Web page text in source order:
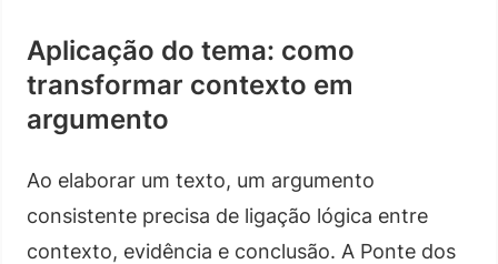
Aplicação do tema: como
transformar contexto em
argumento
Ao elaborar um texto, um argumento
consistente precisa de ligação lógica entre
contexto, evidência e conclusão. A Ponte dos